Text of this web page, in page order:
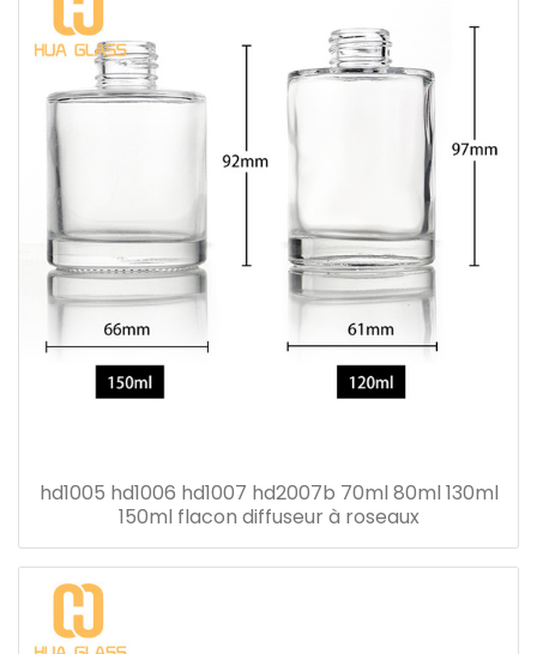
hd1005 hd1006 hd1007 hd2007b 70ml 80ml 130ml
150ml flacon diffuseur à roseaux